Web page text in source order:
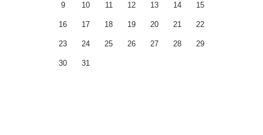
9 10 11 12 13 14 15
16 17 18 19 20 21 22
23 24 25 26 27 28 29
30 31